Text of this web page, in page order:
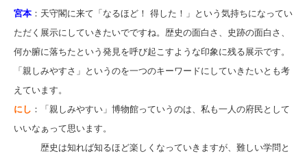
宮本 ：天守閣に来て「なるほど！ 得した！」という気持ちになってい
ただく展示にしていきたいでですね。歴史の面白さ、史跡の面白さ、
何か腑に落ちたという発見を呼び起こすような印象に残る展示です。
「親しみやすさ」というのを一つのキーワードにしていきたいとも考
えています。
にし ：「親しみやすい」博物館っていうのは、私も一人の府民として
いいなぁって思います。
歴史は知れば知るほど楽しくなっていきますが、難しい学問と